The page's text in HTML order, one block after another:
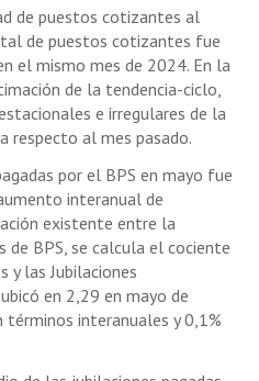
de puestos cotizantes al
de puestos cotizantes fue
el mismo mes de 2024. En la
de la tendencia-ciclo,
e irregulares de la
respecto al mes pasado.
por el BPS en mayo fue
interanual de
existente entre la
de BPS, se calcula el cociente
las Jubilaciones
en 2,29 en mayo de
términos interanuales y 0,1%